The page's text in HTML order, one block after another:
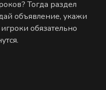
Тогда раздел
объявление, укажи
обязательно